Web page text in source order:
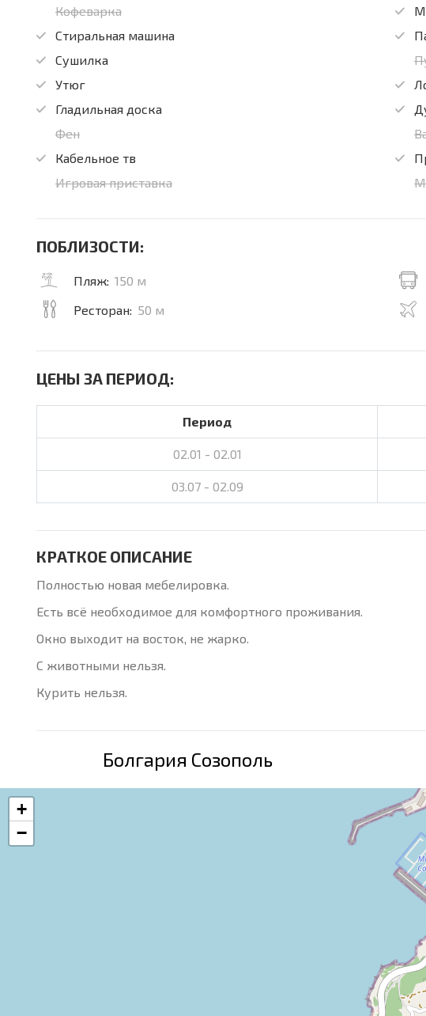
Кофеварка
Стиральная машина
Сушилка
Утюг
Гладильная доска
Фен
Кабельное тв
Игровая приставка
ПОБЛИЗОСТИ:
Пляж: 150 м
Ресторан: 50 м
ЦЕНЫ ЗА ПЕРИОД:
Период
02.01 - 02.01
03.07 - 02.09
КРАТКОЕ ОПИСАНИЕ
Полностью новая мебелировка.
Есть всё необходимое для комфортного проживания.
Окно выходит на восток, не жарко.
С животными нельзя.
Курить нельзя.
Болгария Созополь
+
−